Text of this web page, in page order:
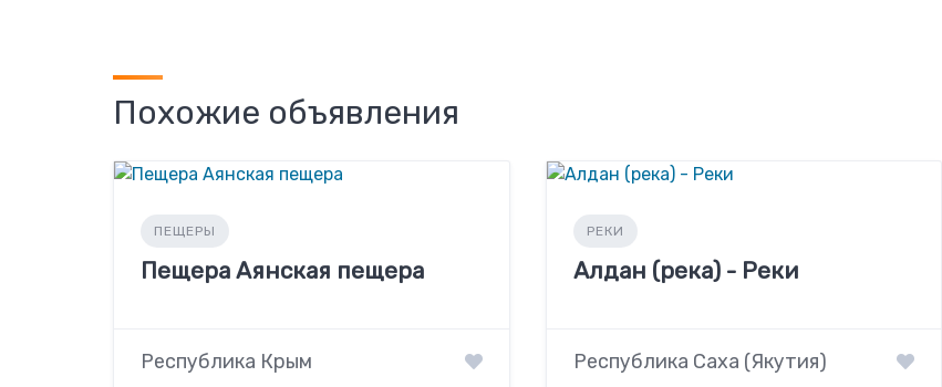
Похожие объявления
ПЕЩЕРЫ
Пещера Аянская пещера
Республика Крым
РЕКИ
Алдан (река) - Реки
Республика Саха (Якутия)